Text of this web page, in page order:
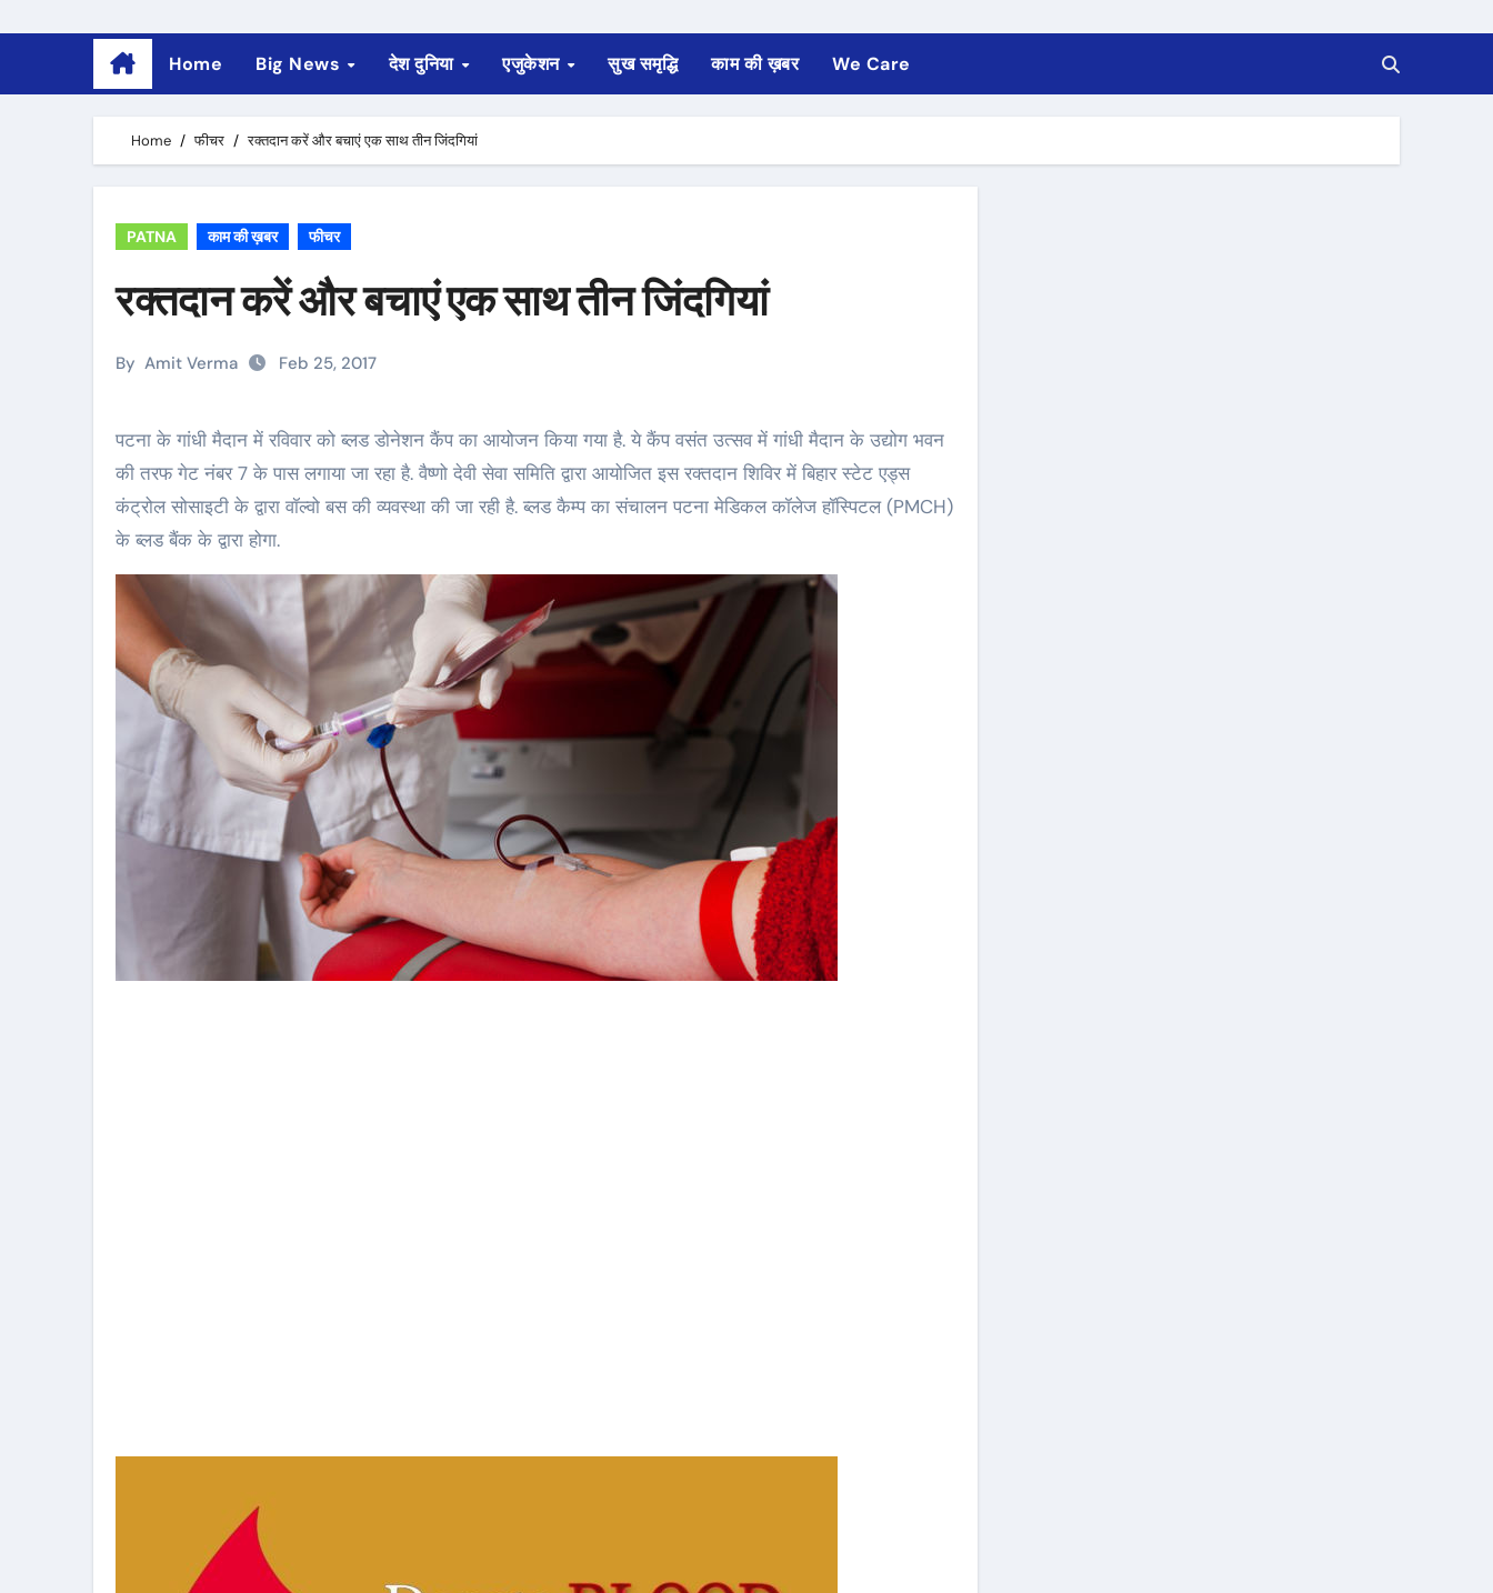
Home Big News देश दुनिया एजुकेशन सुख समृद्धि काम की ख़बर We Care
Home फीचर रक्तदान करें और बचाएं एक साथ तीन जिंदगियां
PATNA काम की ख़बर फीचर
रक्तदान करें और बचाएं एक साथ तीन जिंदगियां
By Amit Verma Feb 25, 2017
पटना के गांधी मैदान में रविवार को ब्लड डोनेशन कैंप का आयोजन किया गया है. ये कैंप वसंत उत्सव में गांधी मैदान के उद्योग भवन
की तरफ गेट नंबर 7 के पास लगाया जा रहा है. वैष्णो देवी सेवा समिति द्वारा आयोजित इस रक्तदान शिविर में बिहार स्टेट एड्स
कंट्रोल सोसाइटी के द्वारा वॉल्वो बस की व्यवस्था की जा रही है. ब्लड कैम्प का संचालन पटना मेडिकल कॉलेज हॉस्पिटल (PMCH)
के ब्लड बैंक के द्वारा होगा.